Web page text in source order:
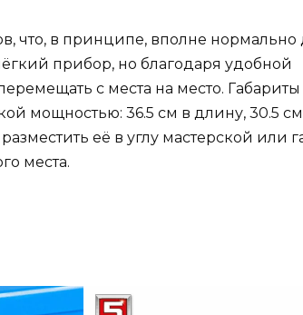
что, в принципе, вполне нормально
прибор, но благодаря удобной
с места на место.
мощностью: 36.5 см в длину, 30.5
её в углу мастерской или
места.